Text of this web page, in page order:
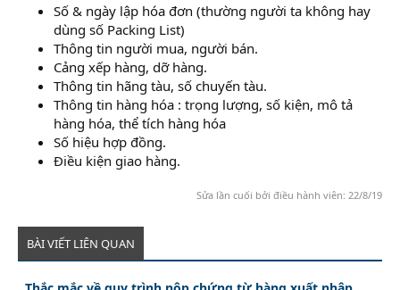
Số & ngày lập hóa đơn (thường người ta không hay
dùng số Packing List)
Thông tin người mua, người bán.
Cảng xếp hàng, dỡ hàng.
Thông tin hãng tàu, số chuyến tàu.
Thông tin hàng hóa : trọng lượng, số kiện, mô tả
hàng hóa, thể tích hàng hóa
Số hiệu hợp đồng.
Điều kiện giao hàng.
Sửa lần cuối bởi điều hành viên: 22/8/19
BÀI VIẾT LIÊN QUAN